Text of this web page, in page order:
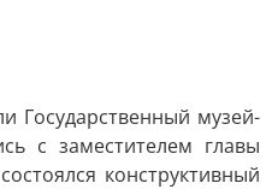
Государственный музей-
с заместителем главы
конструктивный